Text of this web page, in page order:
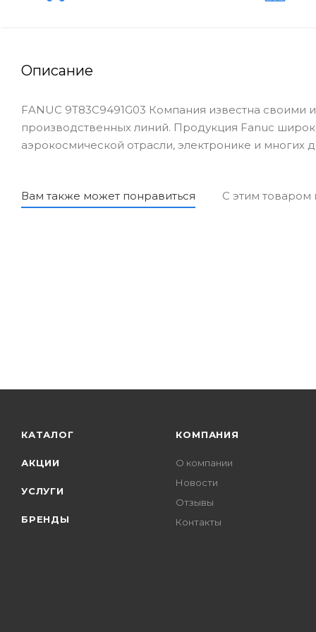
Описание
FANUC 9T83C9491G03 Компания известна
производственных линий. Продукция Fanuc
аэрокосмической отрасли, электронике и многих
Вам также может понравиться С этим товаром
КАТАЛОГ
АКЦИИ
УСЛУГИ
БРЕНДЫ
КОМПАНИЯ
О компании
Новости
Отзывы
Контакты